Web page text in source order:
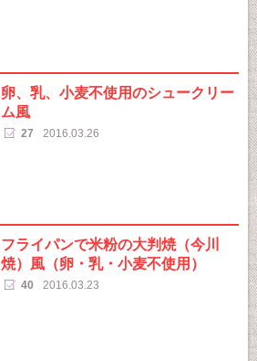
卵、乳、小麦不使用のシュークリー
ム風
27 2016.03.26
フライパンで米粉の大判焼（今川
焼）風（卵・乳・小麦不使用）
40 2016.03.23